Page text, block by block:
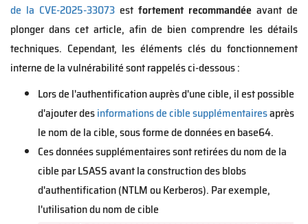
de la CVE-2025-33073 est fortement recommandée avant de
plonger dans cet article, afin de bien comprendre les détails
techniques. Cependant, les éléments clés du fonctionnement
interne de la vulnérabilité sont rappelés ci-dessous :
Lors de l'authentification auprès d'une cible, il est possible
d'ajouter desinformations de cible supplémentairesaprès
le nom de la cible, sous forme de données en base64.
Ces données supplémentaires sont retirées du nom de la
cible par LSASS avant la construction des blobs
d'authentification (NTLM ou Kerberos). Par exemple,
l'utilisation du nom de cible